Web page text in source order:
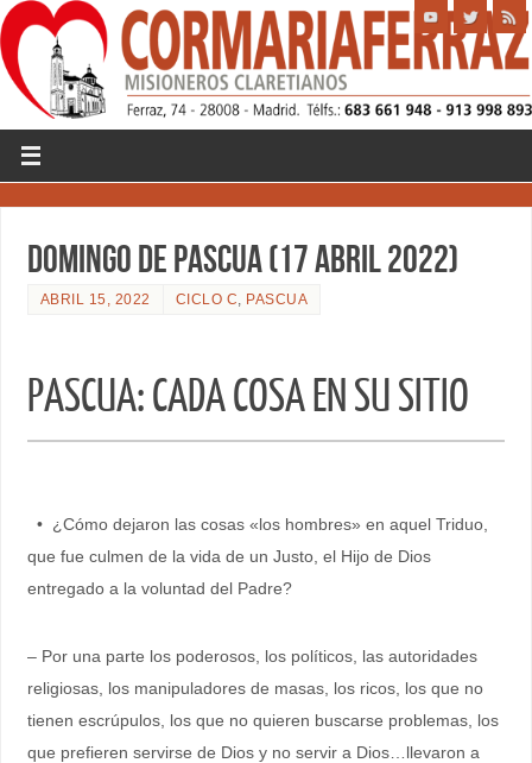
Domingo de Pascua (17 Abril 2022)
ABRIL 15, 2022 CICLO C PASCUA
PASCUA: CADA COSA EN SU SITIO
• ¿Cómo dejaron las cosas «los hombres» en aquel Triduo,
que fue culmen de la vida de un Justo, el Hijo de Dios
entregado a la voluntad del Padre?
– Por una parte los poderosos, los políticos, las autoridades
religiosas, los manipuladores de masas, los ricos, los que no
tienen escrúpulos, los que no quieren buscarse problemas, los
que prefieren servirse de Dios y no servir a Dios…llevaron a